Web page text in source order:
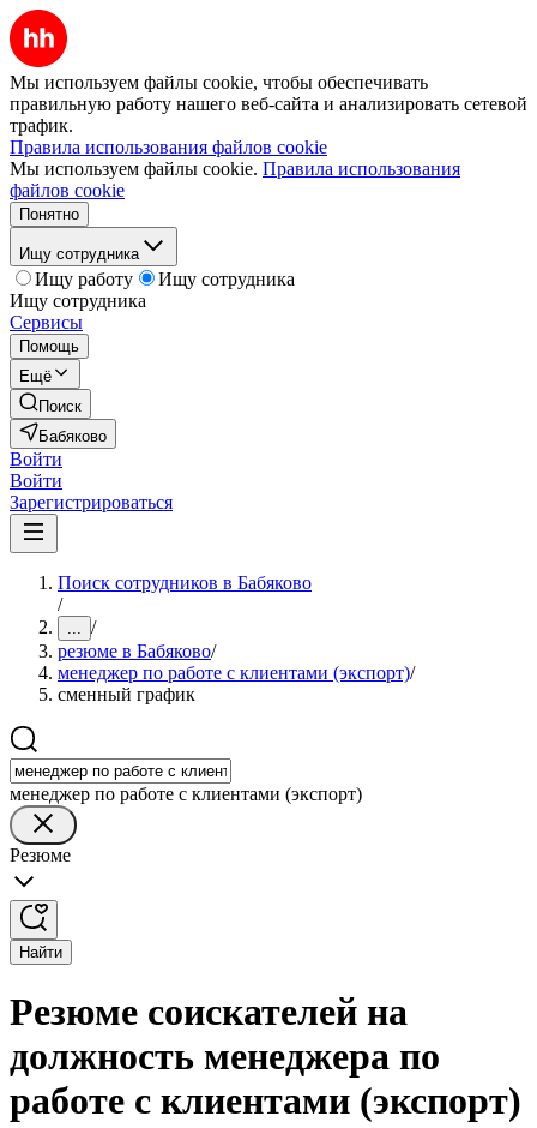
Мы используем файлы cookie, чтобы обеспечивать
правильную работу нашего веб-сайта и анализировать сетевой
трафик.
Правила использования файлов cookie
Мы используем файлы cookie. Правила использования
файлов cookie
Понятно
Ищу сотрудника
Ищу работу
Ищу сотрудника
Ищу сотрудника
Сервисы
Помощь
Ещё
Поиск
Бабяково
Войти
Войти
Зарегистрироваться
Поиск сотрудников в Бабяково
/
... /
резюме в Бабяково/
менеджер по работе с клиентами (экспорт)/
сменный график
менеджер по работе с клиентами (экспорт)
Резюме
Найти
Резюме соискателей на
должность менеджера по
работе с клиентами (экспорт)